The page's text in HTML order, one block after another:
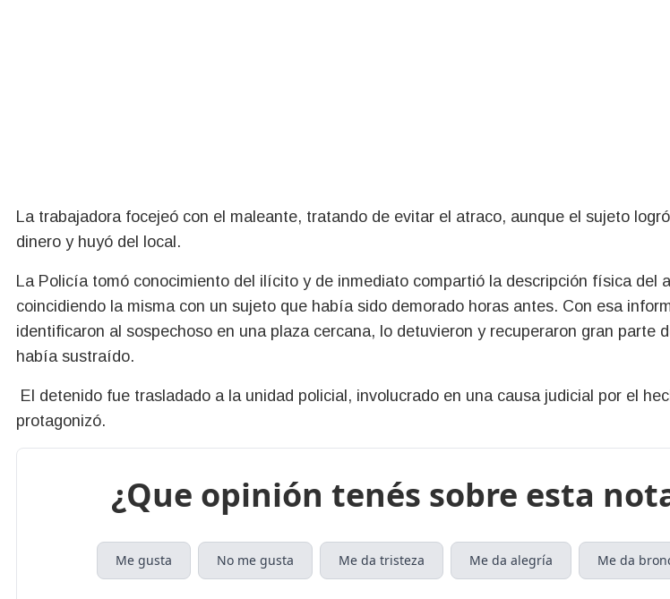
La trabajadora focejeó con el maleante, tratando de evitar el atraco, aunque el sujeto
dinero y huyó del local.
La Policía tomó conocimiento del ilícito y de inmediato compartió la descripción física del
coincidiendo la misma con un sujeto que había sido demorado horas antes. Con esa
identificaron al sospechoso en una plaza cercana, lo detuvieron y recuperaron gran parte
había sustraído.
El detenido fue trasladado a la unidad policial, involucrado en una causa judicial por el
protagonizó.
¿Que opinión tenés sobre esta
Me gusta No me gusta Me da tristeza Me da alegría Me da